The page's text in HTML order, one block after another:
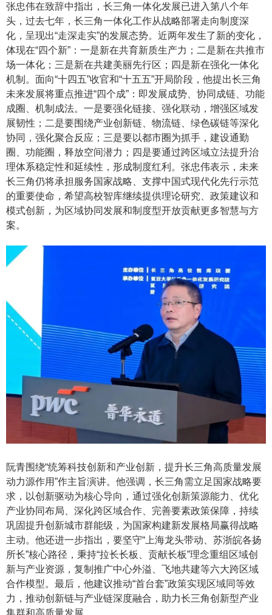
张忠伟在致辞中指出，长三角一体化发展已进入第八个年
头，过去七年，长三角一体化工作从战略部署走向制度深
化，呈现出“走深走实”的发展态势。近两年发生了新的变化，
体现在“四个新”：一是新在共育新质生产力；二是新在共推市
场一体化；三是新在共建美丽先行区；四是新在强化一体化
机制 。面向“十四五”收官和“十五五”开局阶段，他提出长三角
未来发展将重点推进“四个成”：即发展成势、协同成链、功能
成圈、机制成法。一是要强化链接、强化联动，增强区域发
展韧性 ；二是要围绕产业创新链、物流链、绿色碳链等深化
协同 ，强化聚合反应 ；三是要以都市圈为抓手，建设通勤
圈
、功能圈，释放空间潜力 ；四是要通过跨区域立法提升治
理体系稳定性和延续性 ，形成制度红利 。张忠伟表示，未来
长三角仍将承担服务国家战略、支撑中国式现代化先行示范
的重要使命，希望高校智库继续提供理论研究、政策建议和
模式创新，为区域协同发展和制度型开放贡献更多智慧与方
案。
阮青围绕“统筹科技创新和产业创新，提升长三角高质量发展
动力源作用”作主旨演讲。他强调，长三角需立足国家战略要
求，以创新驱动为核心导向，通过强化创新策源能力、优化
产业协同布局、深化跨区域合作、完善要素政策保障，持续
巩固提升创新城市群能级，为国家构建新发展格局赢得战略
主动。 他还进一步指出， 要坚守“上海龙头带动、苏浙皖各扬
所长”核心路径，秉持“拉长长板、贡献长板”理念重组区域创
新与产业资源， 复制 推广中心外溢、飞地共建等六大跨区域
合作模型。 最后， 他建议推动“首台套”政策实现区域同等效
力，推动创新链与产业链深度融合，助力长三角创新型产业
集群和高质量发展。